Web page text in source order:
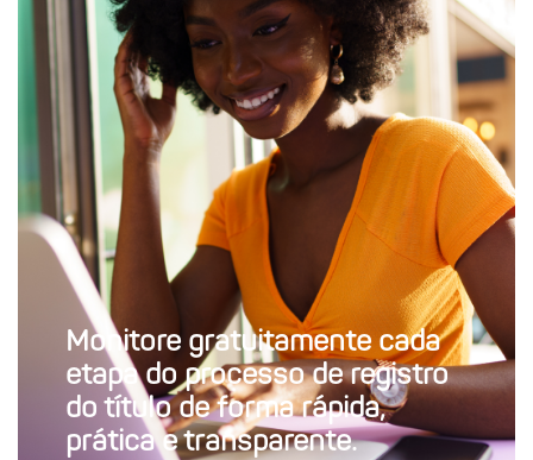
Monitore gratuitamente cada
etapa do processo de registro
do título de forma rápida,
prática e transparente.